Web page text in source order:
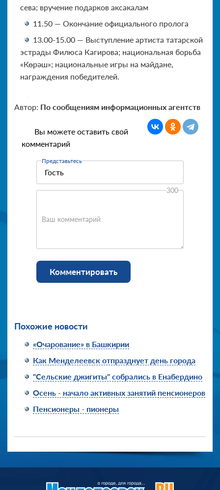
сева; вручение подарков аксакалам
11.50 — Окончание официального пролога
13.00-15.00 — Выступление артиста татарской
эстрады Филюса Кагирова; национальная борьба
«Көрәш»; национальные игры на майдане,
награждения победителей.
Автор: По сообщениям информационных агентств
Вы можете оставить свой
комментарий
Представьтесь
Ваш комментарий
300
Комментировать
Похожие новости
«Очарование» в Башкирии
Как Менделеевск отпразднует день города
"Сельские джигиты" собрались в Енабердино
Осень - начало активных занятий пенсионеров
Пенсионеры - пионеры